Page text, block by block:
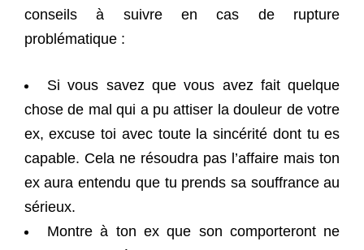
conseils à suivre en cas de rupture
problématique :
Si vous savez que vous avez fait quelque
chose de mal qui a pu attiser la douleur de votre
ex, excuse toi avec toute la sincérité dont tu es
capable. Cela ne résoudra pas l’affaire mais ton
ex aura entendu que tu prends sa souffrance au
sérieux.
Montre à ton ex que son comporteront ne